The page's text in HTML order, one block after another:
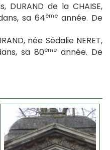
DURAND de la CHAISE,
sa 64èmeannée. De
née Sédalie NERET,
sa 80ème année. De